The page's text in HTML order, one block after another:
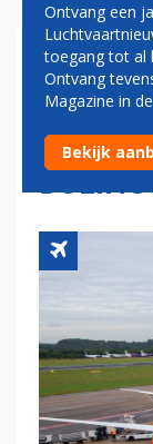
NEEMT
Ontvang een
toegang tot al
Ontvang
Magazine in
Bekijk